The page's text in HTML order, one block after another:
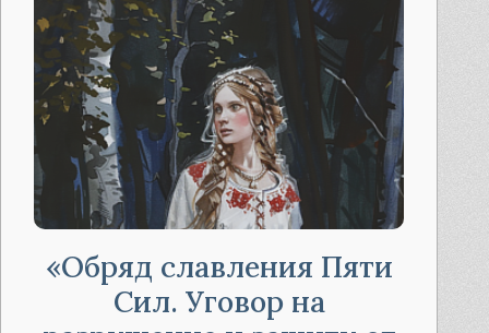
Обряд славления Пяти
Сил. Уговор на